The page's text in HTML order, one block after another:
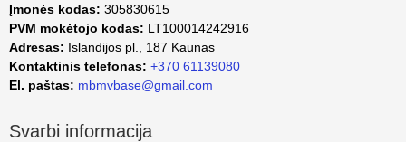
Įmonės kodas: 305830615
PVM mokėtojo kodas: LT100014242916
Adresas: Islandijos pl., 187 Kaunas
Kontaktinis telefonas: +370 61139080
El. paštas: mbmvbase@gmail.com
Svarbi informacija